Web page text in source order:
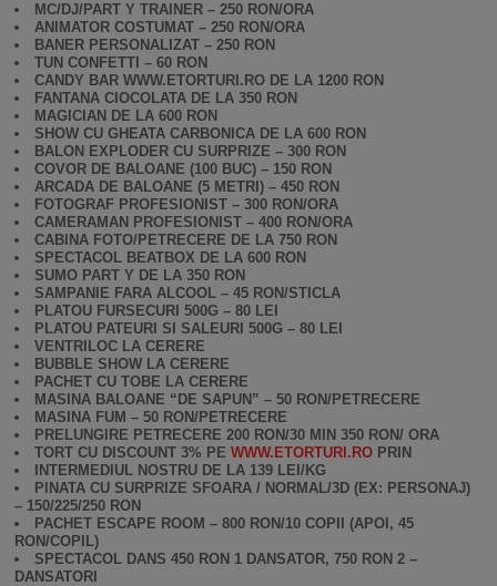
MC/DJ/PART Y TRAINER – 250 RON/ORA
ANIMATOR COSTUMAT – 250 RON/ORA
BANER PERSONALIZAT – 250 RON
TUN CONFETTI – 60 RON
CANDY BAR WWW.ETORTURI.RO DE LA 1200 RON
FANTANA CIOCOLATA DE LA 350 RON
MAGICIAN DE LA 600 RON
SHOW CU GHEATA CARBONICA DE LA 600 RON
BALON EXPLODER CU SURPRIZE – 300 RON
COVOR DE BALOANE (100 BUC) – 150 RON
ARCADA DE BALOANE (5 METRI) – 450 RON
FOTOGRAF PROFESIONIST – 300 RON/ORA
CAMERAMAN PROFESIONIST – 400 RON/ORA
CABINA FOTO/PETRECERE DE LA 750 RON
SPECTACOL BEATBOX DE LA 600 RON
SUMO PART Y DE LA 350 RON
SAMPANIE FARA ALCOOL – 45 RON/STICLA
PLATOU FURSECURI 500G – 80 LEI
PLATOU PATEURI SI SALEURI 500G – 80 LEI
VENTRILOC LA CERERE
BUBBLE SHOW LA CERERE
PACHET CU TOBE LA CERERE
MASINA BALOANE “DE SAPUN” – 50 RON/PETRECERE
MASINA FUM – 50 RON/PETRECERE
PRELUNGIRE PETRECERE 200 RON/30 MIN 350 RON/ ORA
TORT CU DISCOUNT 3% PEWWW.ETORTURI.RO PRIN
INTERMEDIUL NOSTRU DE LA 139 LEI/KG
PINATA CU SURPRIZE SFOARA / NORMAL/3D (EX: PERSONAJ)
– 150/225/250 RON
PACHET ESCAPE ROOM – 800 RON/10 COPII (APOI, 45
RON/COPIL)
SPECTACOL DANS 450 RON 1 DANSATOR, 750 RON 2 –
DANSATORI